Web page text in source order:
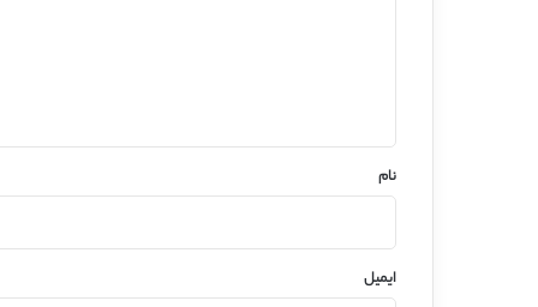
نام
ایمیل